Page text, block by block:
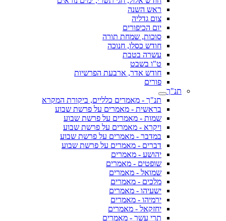
ראש השנה
צום גדליה
יום הכיפורים
סוכות, שמחת תורה
חודש כסלו, חנוכה
עשרה בטבת
ט"ו בשבט
חודש אדר, ארבעת הפרשיות
פורים
תנ"ך
תנ"ך - מאמרים כלליים, ביקורת המקרא
בראשית - מאמרים על פרשת שבוע
שמות - מאמרים על פרשת שבוע
ויקרא - מאמרים על פרשת שבוע
במדבר - מאמרים על פרשת שבוע
דברים - מאמרים על פרשת שבוע
יהושע - מאמרים
שופטים - מאמרים
שמואל - מאמרים
מלכים - מאמרים
ישעיהו - מאמרים
ירמיהו - מאמרים
יחזקאל - מאמרים
תרי עשר - מאמרים